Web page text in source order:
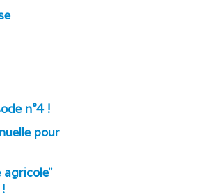
n°4 !
pour
agricole”
!